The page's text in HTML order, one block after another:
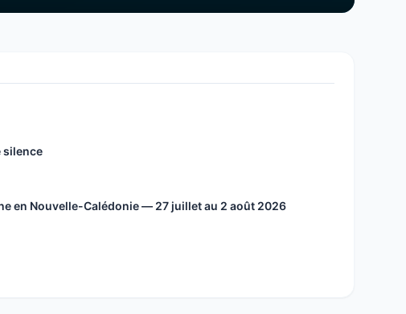
silence
en Nouvelle-Calédonie — 27 juillet au 2 août 2026